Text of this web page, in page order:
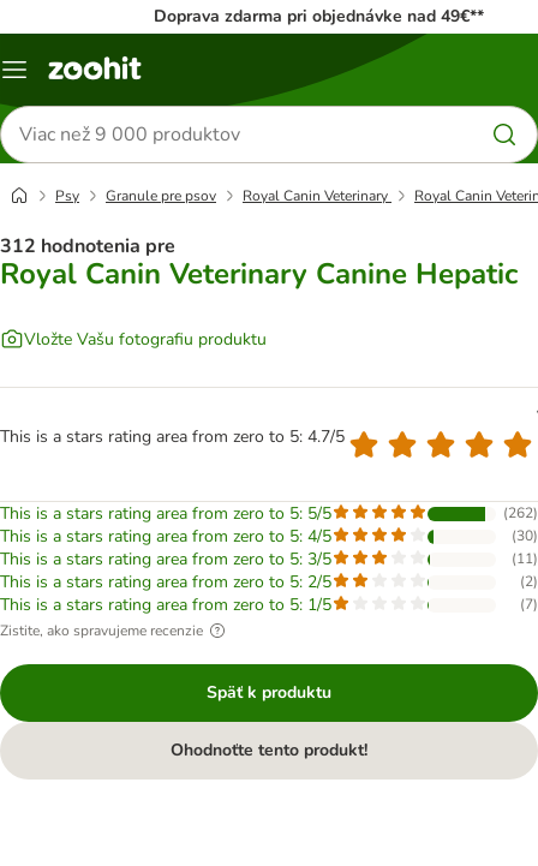
Doprava zdarma pri objednávke nad 49€**
Kategórie
Hľadať
produkty
Psy Granule pre psov Royal Canin Veterinary Royal Canin
312 hodnotenia pre
Royal Canin Veterinary Canine Hepatic
Vložte Vašu fotografiu produktu
This is a stars rating area from zero to 5: 4.7/5
This is a stars rating area from zero to 5: 5/5 (262)
This is a stars rating area from zero to 5: 4/5 (30)
This is a stars rating area from zero to 5: 3/5 (11)
This is a stars rating area from zero to 5: 2/5 (2)
This is a stars rating area from zero to 5: 1/5 (7)
Zistite, ako spravujeme recenzie
Späť k produktu
Ohodnoťte tento produkt!